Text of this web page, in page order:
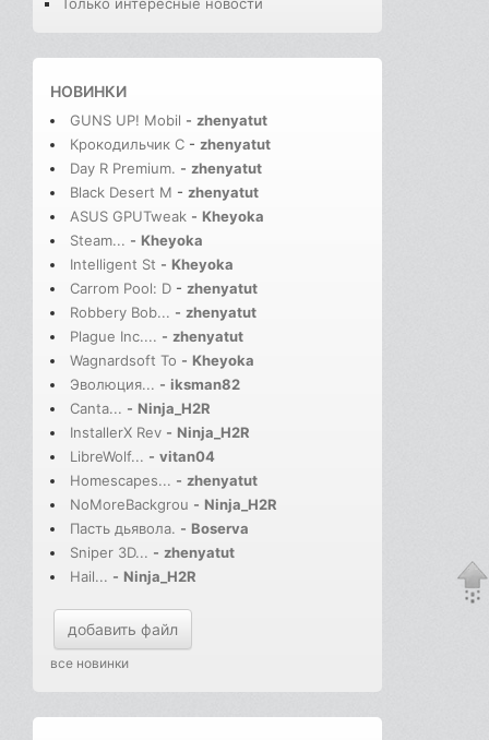
Только интересные новости
НОВИНКИ
GUNS UP! Mobil - zhenyatut
Крокодильчик С - zhenyatut
Day R Premium. - zhenyatut
Black Desert M - zhenyatut
ASUS GPUTweak - Kheyoka
Steam... - Kheyoka
Intelligent St - Kheyoka
Carrom Pool: D - zhenyatut
Robbery Bob... - zhenyatut
Plague Inc.... - zhenyatut
Wagnardsoft To - Kheyoka
Эволюция... - iksman82
Canta... - Ninja_H2R
InstallerX Rev - Ninja_H2R
LibreWolf... - vitan04
Homescapes... - zhenyatut
NoMoreBackgrou - Ninja_H2R
Пасть дьявола. - Boserva
Sniper 3D... - zhenyatut
Hail... - Ninja_H2R
добавить файл
все новинки